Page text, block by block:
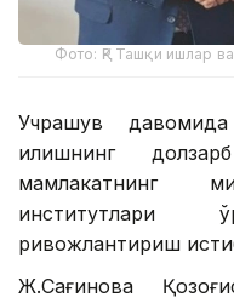
Фото: ҚР Ташқи ишлар
Учрашув давомида
қилишнинг
мамлакатнинг
институтлари
ривожлантириш
Ж.Сағинова